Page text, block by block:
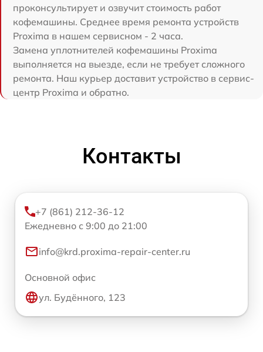
проконсультирует и озвучит стоимость работ
кофемашины. Среднее время ремонта устройств
Proxima в нашем сервисном - 2 часа.
Замена уплотнителей кофемашины Proxima
выполняется на выезде, если не требует сложного
ремонта. Наш курьер доставит устройство в сервис-
центр Proxima и обратно.
Контакты
+7 (861) 212-36-12
Ежедневно с 9:00 до 21:00
info@krd.proxima-repair-center.ru
Основной офис
ул. Будённого, 123